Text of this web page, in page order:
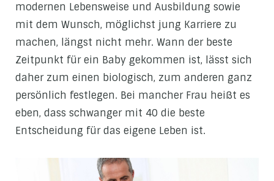
modernen Lebensweise und Ausbildung sowie
mit dem Wunsch, möglichst jung Karriere zu
machen, längst nicht mehr. Wann der beste
Zeitpunkt für ein Baby gekommen ist, lässt sich
daher zum einen biologisch, zum anderen ganz
persönlich festlegen. Bei mancher Frau heißt es
eben, dass schwanger mit 40 die beste
Entscheidung für das eigene Leben ist.